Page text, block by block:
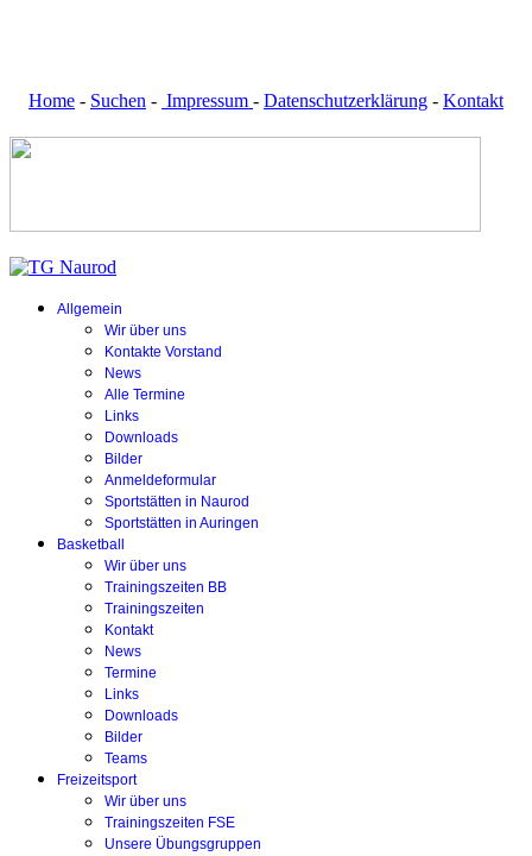
Home - Suchen - Impressum - Datenschutzerklärung - Kontakt
Allgemein
Wir über uns
Kontakte Vorstand
News
Alle Termine
Links
Downloads
Bilder
Anmeldeformular
Sportstätten in Naurod
Sportstätten in Auringen
Basketball
Wir über uns
Trainingszeiten BB
Trainingszeiten
Kontakt
News
Termine
Links
Downloads
Bilder
Teams
Freizeitsport
Wir über uns
Trainingszeiten FSE
Unsere Übungsgruppen